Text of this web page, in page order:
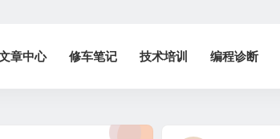
章中心 修车笔记 技术培训 编程诊断